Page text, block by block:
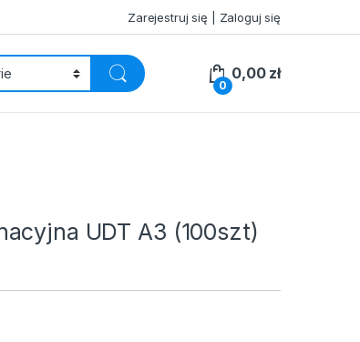
Zarejestruj się | Zaloguj się
0
0,00 zł
UDT A3 (100szt)